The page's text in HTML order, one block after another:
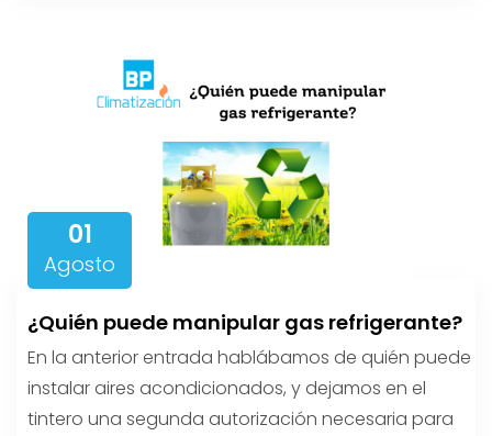
01
Agosto
¿Quién puede manipular gas refrigerante?
En la anterior entrada hablábamos de quién puede
instalar aires acondicionados, y dejamos en el
tintero una segunda autorización necesaria para